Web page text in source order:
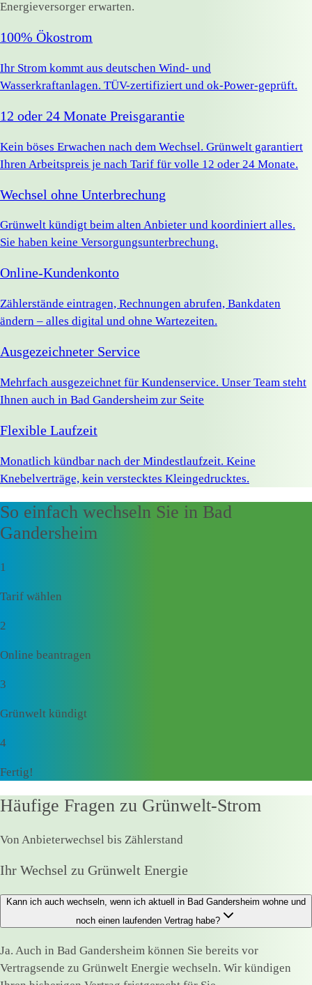
Energieversorger erwarten.
100% Ökostrom
Ihr Strom kommt aus deutschen Wind- und
Wasserkraftanlagen. TÜV-zertifiziert und ok-Power-geprüft.
12 oder 24 Monate Preisgarantie
Kein böses Erwachen nach dem Wechsel. Grünwelt garantiert
Ihren Arbeitspreis je nach Tarif für volle 12 oder 24 Monate.
Wechsel ohne Unterbrechung
Grünwelt kündigt beim alten Anbieter und koordiniert alles.
Sie haben keine Versorgungsunterbrechung.
Online-Kundenkonto
Zählerstände eintragen, Rechnungen abrufen, Bankdaten
ändern – alles digital und ohne Wartezeiten.
Ausgezeichneter Service
Mehrfach ausgezeichnet für Kundenservice. Unser Team steht
Ihnen auch in Bad Gandersheim zur Seite
Flexible Laufzeit
Monatlich kündbar nach der Mindestlaufzeit. Keine
Knebelverträge, kein verstecktes Kleingedrucktes.
So einfach wechseln Sie in Bad
Gandersheim
1
Tarif wählen
2
Online beantragen
3
Grünwelt kündigt
4
Fertig!
Häufige Fragen zu Grünwelt-Strom
Von Anbieterwechsel bis Zählerstand
Ihr Wechsel zu Grünwelt Energie
Kann ich auch wechseln, wenn ich aktuell in Bad Gandersheim wohne und
noch einen laufenden Vertrag habe?
Ja. Auch in Bad Gandersheim können Sie bereits vor
Vertragsende zu Grünwelt Energie wechseln. Wir kündigen